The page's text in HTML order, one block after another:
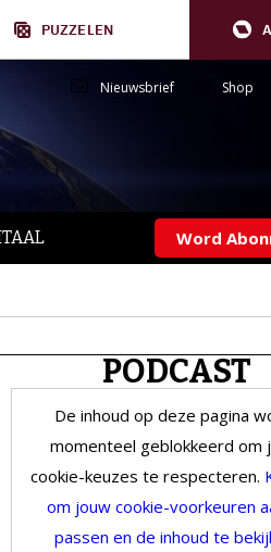
PUZZELEN
Nieuwsbrief Shop
Word
PODCAST
De inhoud op deze pagina
momenteel geblokkeerd om
cookie-keuzes te respecteren.
om jouw cookie-voorkeuren
passen en de inhoud te